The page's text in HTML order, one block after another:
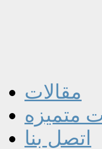
مقالات
متميزه
اتصل بنا